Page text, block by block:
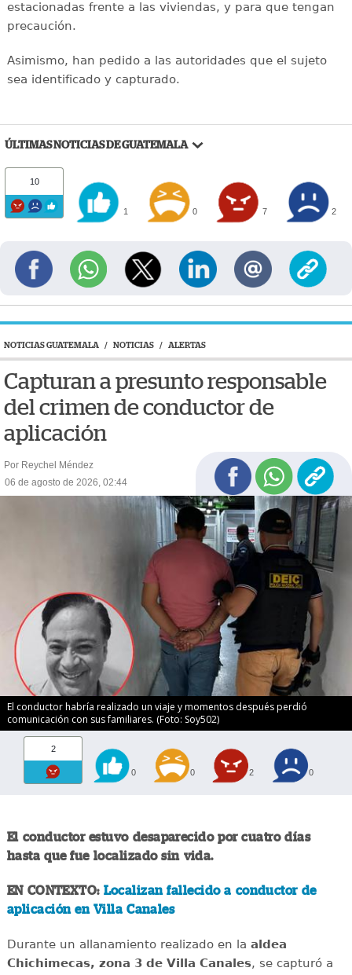
estacionadas frente a las viviendas, y para que tengan
precaución.
Asimismo, han pedido a las autoridades que el sujeto
sea identificado y capturado.
ÚLTIMAS NOTICIAS DE GUATEMALA
10
1 0 7 2
NOTICIAS GUATEMALA / NOTICIAS / ALERTAS
Capturan a presunto responsable
del crimen de conductor de
aplicación
Por Reychel Méndez
06 de agosto de 2026, 02:44
El conductor habría realizado un viaje y momentos después perdió
comunicación con sus familiares. (Foto: Soy502)
2
0 0 2 0
El conductor estuvo desaparecido por cuatro días
hasta que fue localizado sin vida.
EN CONTEXTO:Localizan fallecido a conductor de
aplicación en Villa Canales
Durante un allanamiento realizado en la aldea
Chichimecas, zona 3 de Villa Canales, se capturó a